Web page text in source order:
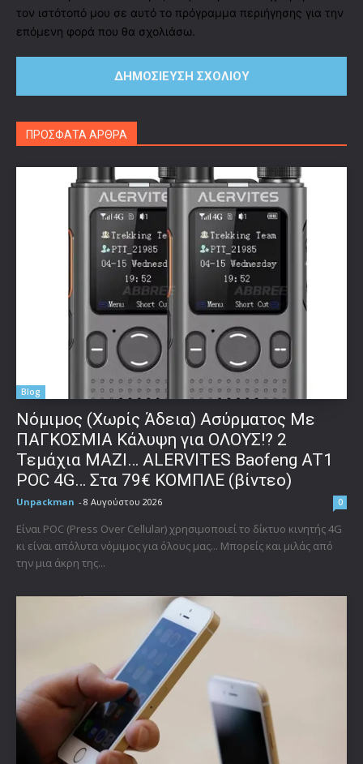
τον ιστότοπό μου σε αυτό το πρόγραμμα περιήγησης για την
επόμενη φορά που θα σχολιάσω.
ΠΡΟΣΦΑΤΑ ΑΡΘΡΑ
Blog
Νόμιμος (Χωρίς Άδεια) Ασύρματος Με
ΠΑΓΚΟΣΜΙΑ Κάλυψη για ΟΛΟΥΣ!? 2
Τεμάχια ΜΑΖΙ… ALERVITES Baofeng AT1
POC 4G… Στα 79€ ΚΟΜΠΛΕ (βίντεο)
Unpackman - 8 Αυγούστου 2026 0
Είναι POC (Press Over Cellular) χρησιμοποιεί το δίκτυο κινητής 4G
κι είναι απόλυτα νόμιμος για όλους μας... Μπορείς και μιλάς από
την μια άκρη της...